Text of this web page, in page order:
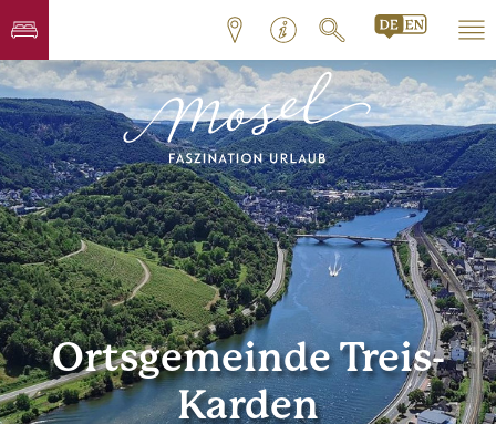
Ortsgemeinde Treis-
Karden